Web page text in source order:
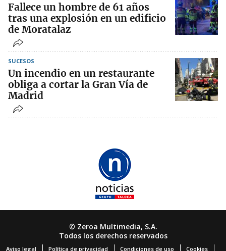
Fallece un hombre de 61 años
tras una explosión en un edificio
de Moratalaz
SUCESOS
Un incendio en un restaurante
obliga a cortar la Gran Vía de
Madrid
© Zeroa Multimedia, S.A.
Todos los derechos reservados
Aviso legal Política de privacidad Condiciones de uso Cookies